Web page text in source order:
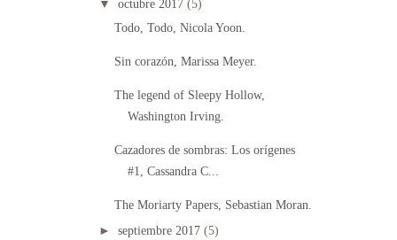
▼ octubre 2017 (5)
Todo, Todo, Nicola Yoon.
Sin corazón, Marissa Meyer.
The legend of Sleepy Hollow,
Washington Irving.
Cazadores de sombras: Los orígenes
#1, Cassandra C...
The Moriarty Papers, Sebastian Moran.
► septiembre 2017 (5)